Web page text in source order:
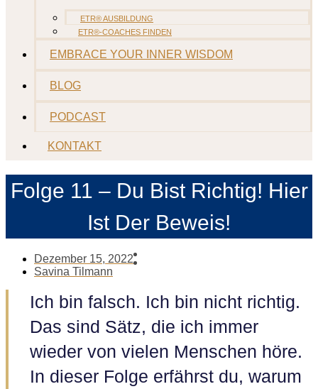
ETR® AUSBILDUNG
ETR®-COACHES FINDEN
EMBRACE YOUR INNER WISDOM
BLOG
PODCAST
KONTAKT
Folge 11 – Du Bist Richtig! Hier
Ist Der Beweis!
Dezember 15, 2022
Savina Tilmann
Ich bin falsch. Ich bin nicht richtig.
Das sind Sätz, die ich immer
wieder von vielen Menschen höre.
In dieser Folge erfährst du, warum